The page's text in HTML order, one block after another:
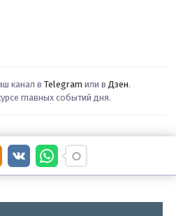
канал в Telegram или в Дзен.
главных событий дня.